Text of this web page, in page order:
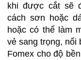
khi được cắt sẽ
cách sơn hoặc
hoặc có thể làm
vẻ sang trọng, nổi
Fomex cho độ